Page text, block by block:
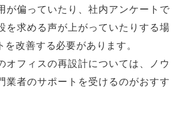
が偏っていたり、社内アンケートで
を求める声が上がっていたりする場
改善する必要があります。
オフィスの再設計については、ノウ
業者のサポートを受けるのがおすす